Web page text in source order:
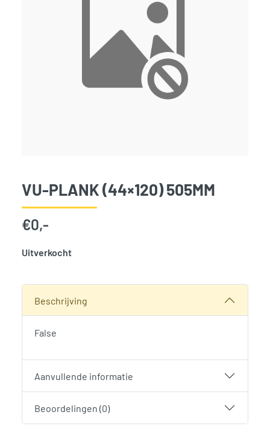
VU-PLANK (44×120) 505MM
€0,-
Uitverkocht
Beschrijving
False
Aanvullende informatie
Beoordelingen (0)